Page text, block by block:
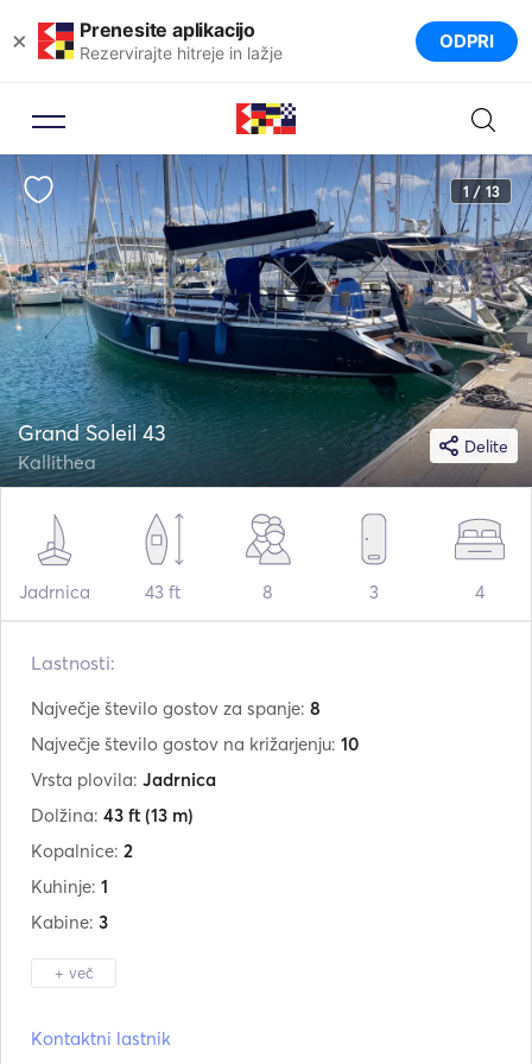
× Prenesite aplikacijo
Rezervirajte hitreje in lažje ODPRI
1 / 13
Delite
Grand Soleil 43
Kallithea
Jadrnica 43 ft 8 3 4
Lastnosti:
Največje število gostov za spanje: 8
Največje število gostov na križarjenju: 10
Vrsta plovila: Jadrnica
Dolžina: 43 ft (13 m)
Kopalnice: 2
Kuhinje: 1
Kabine: 3
+ več
Kontaktni lastnik